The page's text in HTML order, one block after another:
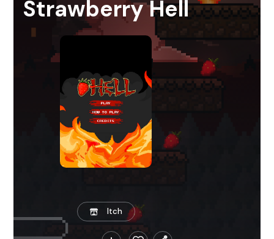
Strawberry Hell
Itch